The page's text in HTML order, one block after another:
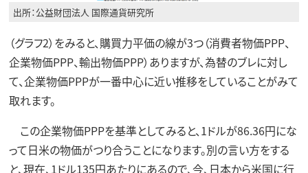
出所：公益財団法人 国際通貨研究所
（グラフ2）をみると、購買力平価の線が3つ（消費者物価PPP、
企業物価PPP、輸出物価PPP）ありますが、為替のブレに対し
て、企業物価PPPが一番中心に近い推移をしていることがみて
取れます。
この企業物価PPPを基準としてみると、1ドルが86.36円にな
って日米の物価がつり合うことになります。別の言い方をする
と、現在、1ドル135円あたりにあるので、今、日本から米国に行